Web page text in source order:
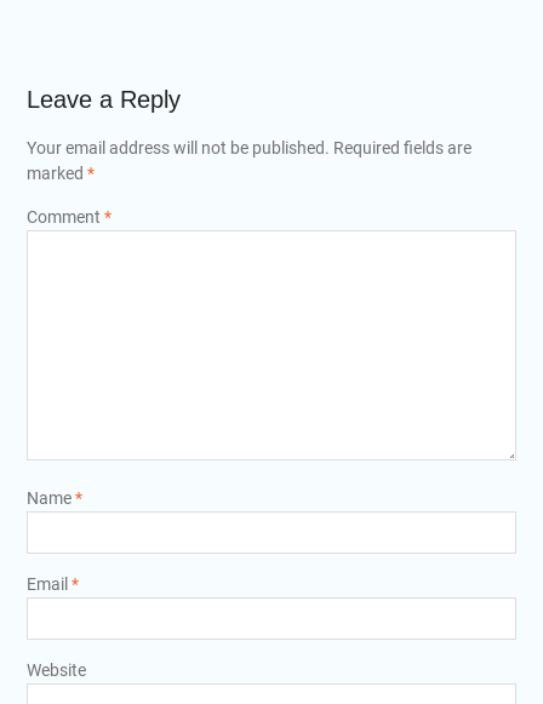
Leave a Reply
Your email address will not be published. Required fields are
marked *
Comment *
Name*
Email *
Website